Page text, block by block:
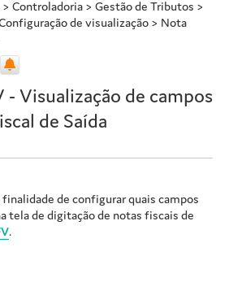
> Controladoria > Gestão de Tributos >
de visualização > Nota
- Visualização de campos
de Saída
de configurar quais campos
tela de digitação de notas fiscais de
.